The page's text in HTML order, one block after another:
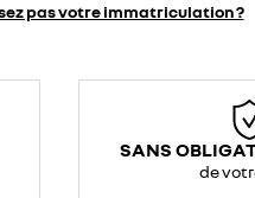
pas votre immatriculation ?
SANS
de